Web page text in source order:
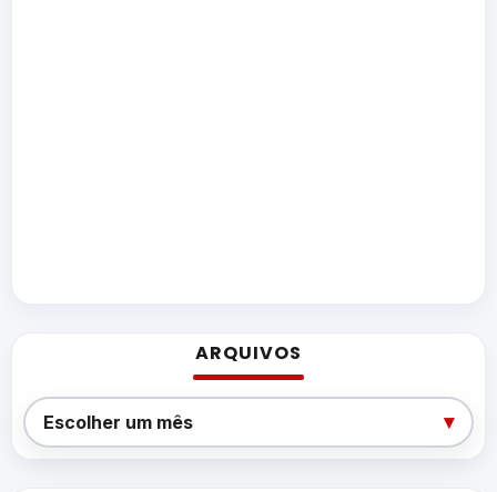
ARQUIVOS
Arquivos
Escolher um mês ▾